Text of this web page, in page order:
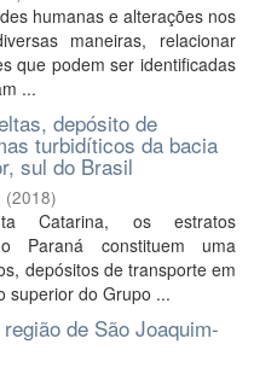
humanas e alterações nos
maneiras, relacionar
que podem ser identificadas
...
depósito de
turbidíticos da bacia
sul do Brasil
(2018)
Catarina, os estratos
Paraná constituem uma
depósitos de transporte em
superior do Grupo ...
de São Joaquim-